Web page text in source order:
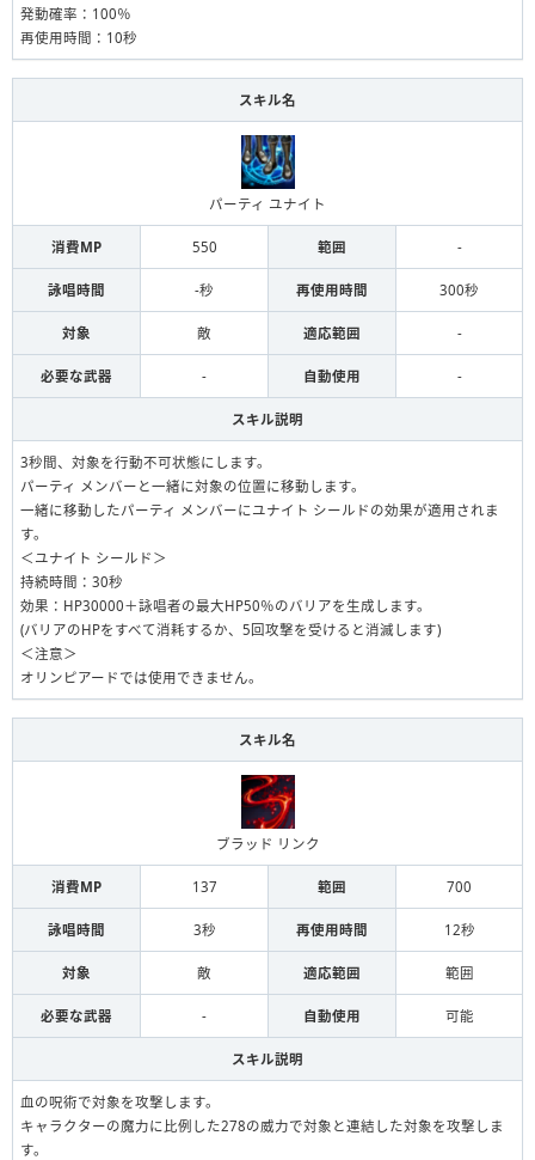
発動確率：100％
再使用時間：10秒
スキル名
パーティ ユナイト
消費MP 550 範囲 -
詠唱時間 -秒 再使用時間 300秒
対象 敵 適応範囲 -
必要な武器 - 自動使用 -
スキル説明
3秒間、対象を行動不可状態にします。
パーティ メンバーと一緒に対象の位置に移動します。
一緒に移動したパーティ メンバーにユナイト シールドの効果が適用されま
す。
＜ユナイト シールド＞
持続時間：30秒
効果：HP30000＋詠唱者の最大HP50％のバリアを生成します。
(バリアのHPをすべて消耗するか、5回攻撃を受けると消滅します)
＜注意＞
オリンピアードでは使用できません。
スキル名
ブラッド リンク
消費MP 137 範囲 700
詠唱時間 3秒 再使用時間 12秒
対象 敵 適応範囲 範囲
必要な武器 - 自動使用 可能
スキル説明
血の呪術で対象を攻撃します。
キャラクターの魔力に比例した278の威力で対象と連結した対象を攻撃しま
す。